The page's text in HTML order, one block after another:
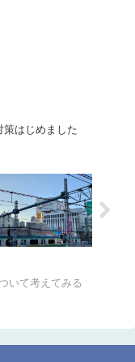
策はじめました
いて考えてみる